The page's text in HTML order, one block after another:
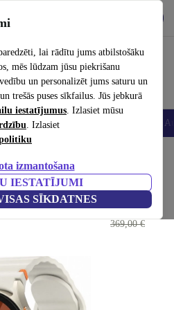
lai rādītu jums atbilstošāku
mēs lūdzam jūsu piekrišanu
un personalizēt jums saturu un
trešās puses sīkfailus. Jūs jebkurā
iestatījumus. Izlasiet mūsu
. Izlasiet
izmantošana
IESTATĪJUMI
SĪKDATNES
Planšetes Viedpulksteņi
7 (2024)
155,00 €
369,00 €